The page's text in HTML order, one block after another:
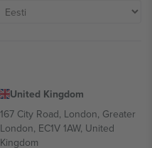
United Kingdom
167 City Road, London, Greater
London, EC1V 1AW, United
Kingdom